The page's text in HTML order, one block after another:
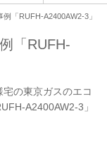
「RUFH-A2400AW2-3」
「RUFH-
の東京ガスのエコ
A2400AW2-3」